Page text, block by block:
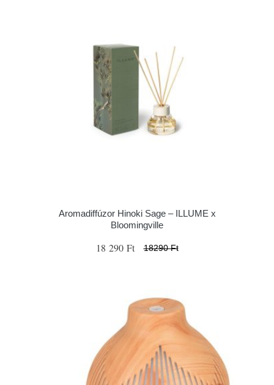
Aromadiffúzor Hinoki Sage – ILLUME x
Bloomingville
18 290 Ft 18290 Ft